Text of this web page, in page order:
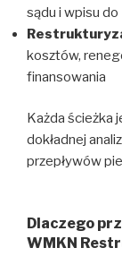
sądu i wpisu
kosztów,
finansowania
Każda ścieżka
dokładnej
przepływów
Dlaczego
WMKN